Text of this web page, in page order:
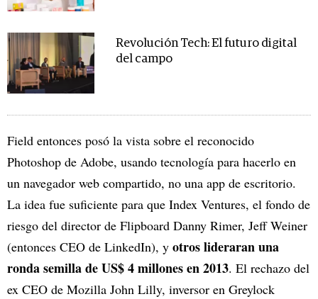
Revolución Tech: El futuro digital
del campo
Field entonces posó la vista sobre el reconocido
Photoshop de Adobe, usando tecnología para hacerlo en
un navegador web compartido, no una app de escritorio.
La idea fue suficiente para que Index Ventures, el fondo de
riesgo del director de Flipboard Danny Rimer, Jeff Weiner
(entonces CEO de LinkedIn), y otros lideraran una
ronda semilla de US$ 4 millones en 2013. El rechazo del
ex CEO de Mozilla John Lilly, inversor en Greylock